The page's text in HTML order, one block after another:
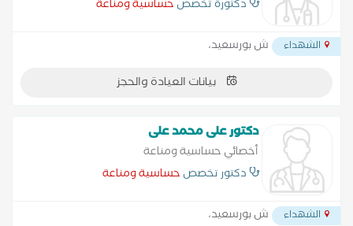
دكتورة تخصص حساسية ومناعة
الشهداء ش بورسعيد،
بيانات العيادة والحجز
دكتور على محمد على
أخصائي حساسية ومناعة
دكتور تخصص حساسية ومناعة
الشهداء ش بورسعيد،